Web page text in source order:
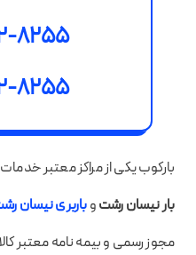
8255
8255
بارکوب یکی از مراکز معتبر
بار نیسان رشتوباربری نیسان
مجوز رسمی و بیمه نامه معتبر